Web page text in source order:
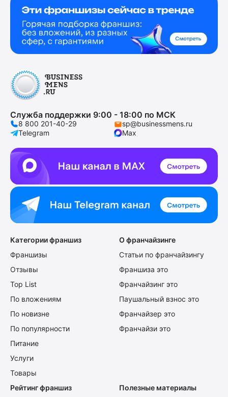
Служба поддержки 9:00 - 18:00 по МСК
8 800 201-40-29
sp@businessmens.ru
Telegram
Max
Категории франшиз
Франшизы
Отзывы
Top List
По вложениям
По новизне
По популярности
Питание
Услуги
Товары
О франчайзинге
Статьи по франчайзингу
Франшиза это
Франчайзинг это
Паушальный взнос это
Франчайзер это
Франчайзи это
Рейтинг франшиз
Полезные материалы